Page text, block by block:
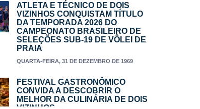
ATLETA E TÉCNICO DE DOIS
VIZINHOS CONQUISTAM TÍTULO
DA TEMPORADA 2026 DO
CAMPEONATO BRASILEIRO DE
SELEÇÕES SUB-19 DE VÔLEI DE
PRAIA
QUARTA-FEIRA, 31 DE DEZEMBRO DE 1969
FESTIVAL GASTRONÔMICO
CONVIDA A DESCOBRIR O
MELHOR DA CULINÁRIA DE DOIS